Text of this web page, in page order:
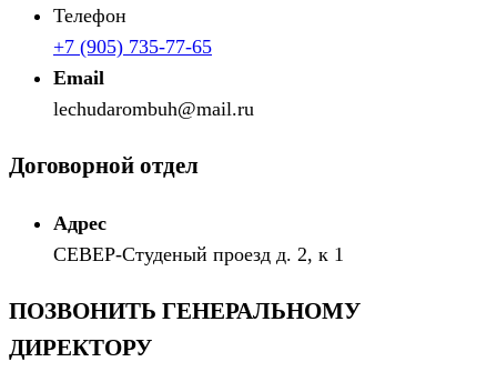
Телефон
+7 (905) 735-77-65
Email
lechudarombuh@mail.ru
Договорной отдел
Адрес
СЕВЕР-Студеный проезд д. 2, к 1
ПОЗВОНИТЬ ГЕНЕРАЛЬНОМУ
ДИРЕКТОРУ